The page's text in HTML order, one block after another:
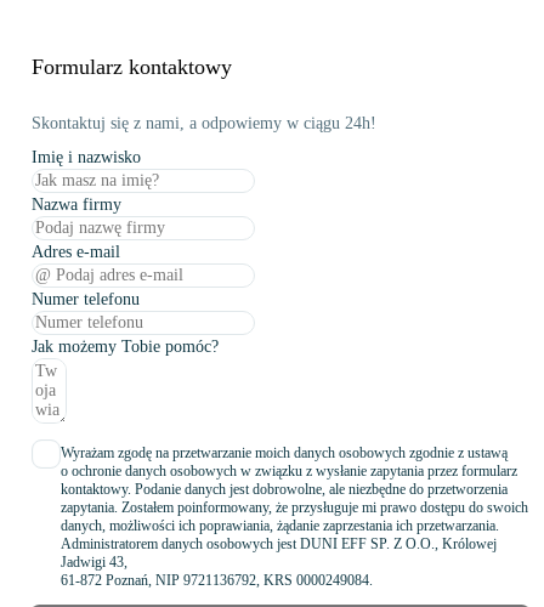
Formularz kontaktowy
Skontaktuj się z nami, a odpowiemy w ciągu 24h!
Imię i nazwisko
Nazwa firmy
Adres e-mail
Numer telefonu
Jak możemy Tobie pomóc?
Wyrażam zgodę na przetwarzanie moich danych osobowych zgodnie z ustawą
o ochronie danych osobowych w związku z wysłanie zapytania przez formularz
kontaktowy. Podanie danych jest dobrowolne, ale niezbędne do przetworzenia
zapytania. Zostałem poinformowany, że przysługuje mi prawo dostępu do swoich
danych, możliwości ich poprawiania, żądanie zaprzestania ich przetwarzania.
Administratorem danych osobowych jest DUNI EFF SP. Z O.O., Królowej
Jadwigi 43,
61-872 Poznań, NIP 9721136792, KRS 0000249084.